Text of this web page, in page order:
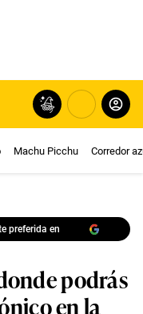
Machu Picchu Corredor
preferida en
podrás
en la